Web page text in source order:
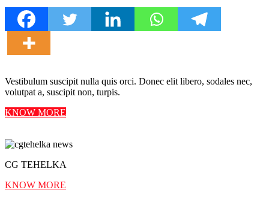
Vestibulum suscipit nulla quis orci. Donec elit libero, sodales nec,
volutpat a, suscipit non, turpis.
KNOW MORE
CG TEHELKA
KNOW MORE